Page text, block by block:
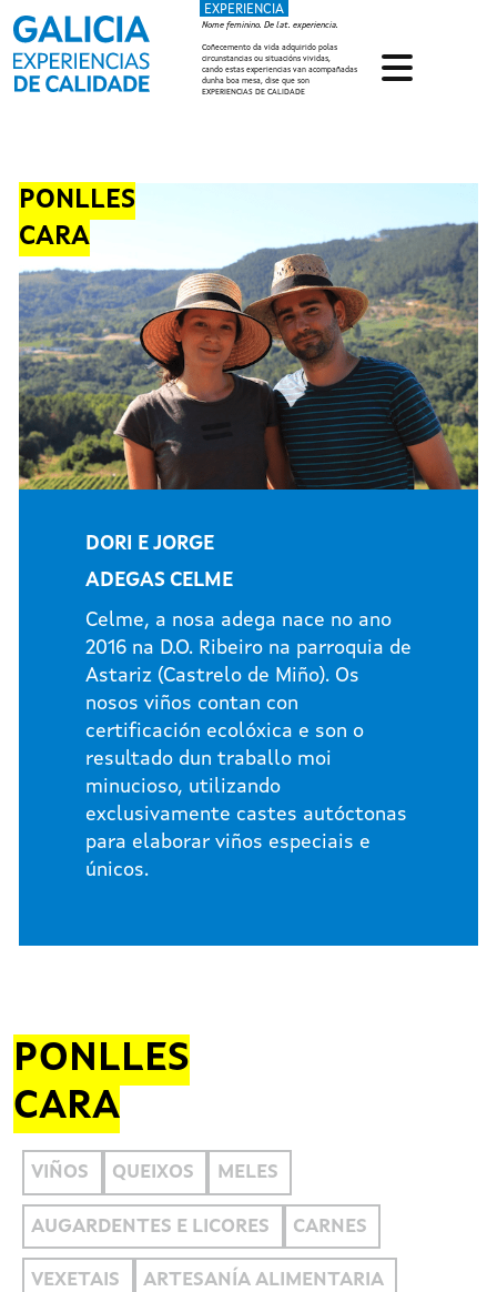
Ir o contido principal
EXPERIENCIA
Nome feminino. De lat. experiencia.
Coñecemento da vida adquirido polas
circunstancias ou situacións vividas,
cando estas experiencias van acompañadas
dunha boa mesa, dise que son
EXPERIENCIAS DE CALIDADE
PONLLES
CARA
DORI E JORGE
ADEGAS CELME
Celme, a nosa adega nace no ano
2016 na D.O. Ribeiro na parroquia de
Astariz (Castrelo de Miño). Os
nosos viños contan con
certificación ecolóxica e son o
resultado dun traballo moi
minucioso, utilizando
exclusivamente castes autóctonas
para elaborar viños especiais e
únicos.
PONLLES
CARA
VIÑOS QUEIXOS MELES
AUGARDENTES E LICORES CARNES
VEXETAIS ARTESANÍA ALIMENTARIA